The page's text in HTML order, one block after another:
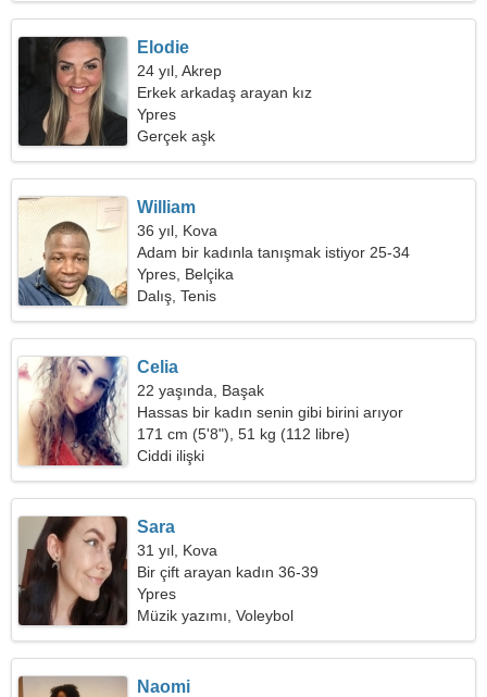
Elodie
24 yıl, Akrep
Erkek arkadaş arayan kız
Ypres
Gerçek aşk
William
36 yıl, Kova
Adam bir kadınla tanışmak istiyor 25-34
Ypres, Belçika
Dalış, Tenis
Celia
22 yaşında, Başak
Hassas bir kadın senin gibi birini arıyor
171 cm (5'8"), 51 kg (112 libre)
Ciddi ilişki
Sara
31 yıl, Kova
Bir çift arayan kadın 36-39
Ypres
Müzik yazımı, Voleybol
Naomi